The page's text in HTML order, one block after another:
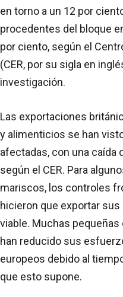
en torno a un 12 por
procedentes del bloque
por ciento, según el
(CER, por su sigla en
investigación.
Las exportaciones
y alimenticios se han
afectadas, con una caída
según el CER. Para
mariscos, los controles
hicieron que exportar
viable. Muchas
han reducido sus
europeos debido al
que esto supone.